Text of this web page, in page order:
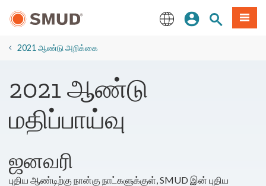
உள்ளடக்கத்திற்கு
உள்நுழையவும்
தளத் தேடல்
2021 ஆண்டு அறிக்கை
2021 ஆண்டு
மதிப்பாய்வு
ஜனவரி
புதிய ஆண்டிற்கு நான்கு நாட்களுக்குள், SMUD இன் புதிய